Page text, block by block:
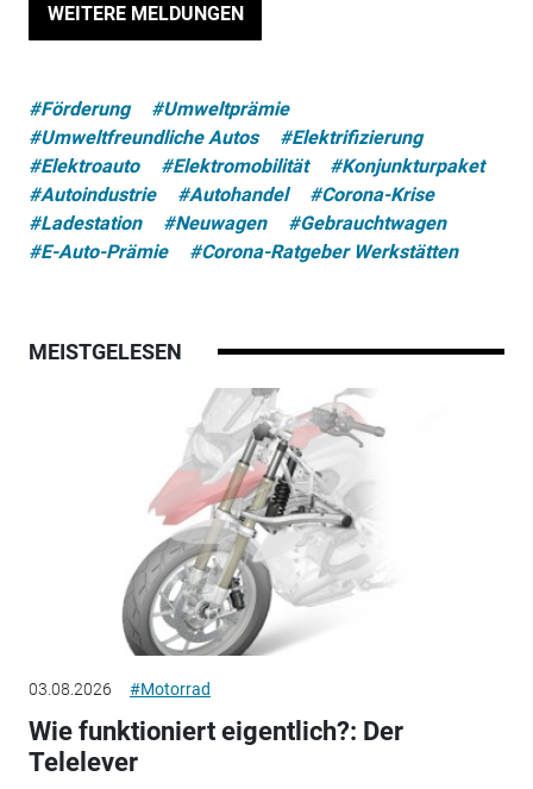
WEITERE MELDUNGEN
#Förderung
#Umweltprämie
#Umweltfreundliche Autos
#Elektrifizierung
#Elektroauto
#Elektromobilität
#Konjunkturpaket
#Autoindustrie
#Autohandel
#Corona-Krise
#Ladestation
#Neuwagen
#Gebrauchtwagen
#E-Auto-Prämie
#Corona-Ratgeber Werkstätten
MEISTGELESEN
03.08.2026 #Motorrad
Wie funktioniert eigentlich?: Der
Telelever